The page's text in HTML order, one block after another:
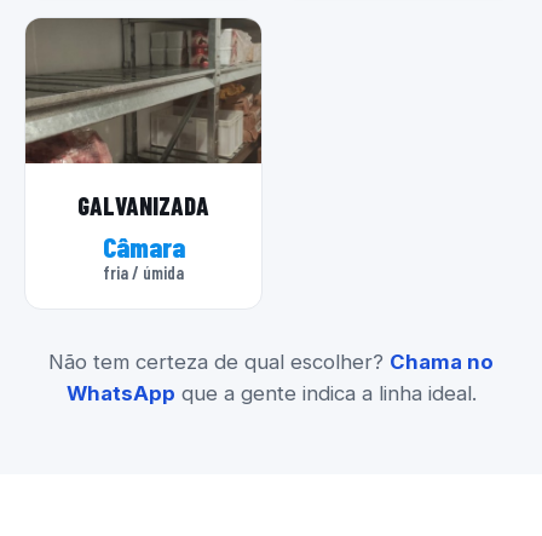
GALVANIZADA
Câmara
fria / úmida
Não tem certeza de qual escolher? Chama no
WhatsApp que a gente indica a linha ideal.